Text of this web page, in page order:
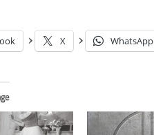
X WhatsApp